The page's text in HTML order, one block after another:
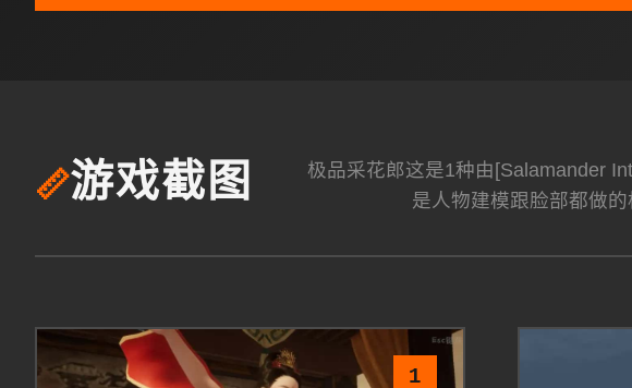
📏游戏截图
极品采花郎这是1种由[Salamander
是人物建模跟脸部都做
1